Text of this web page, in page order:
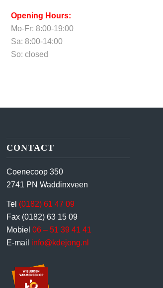
Opening Hours:
Mo-Fr: 8:00-19:00
Sa: 8:00-14:00
So: closed
CONTACT
Coenecoop 350
2741 PN Waddinxveen
Tel (0182) 61 47 09
Fax (0182) 63 15 09
Mobiel 06 – 51 39 41 41
E-mail info@kdejong.nl